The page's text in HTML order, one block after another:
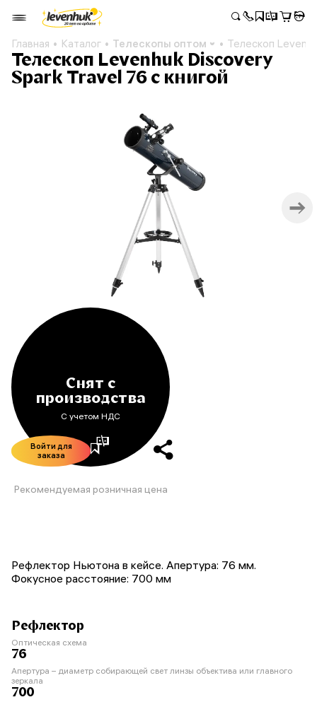
Главная Каталог Телескопы оптом Телескоп
Телескоп Levenhuk Discovery
Spark Travel 76 с книгой
Снят с
производства
С учетом НДС
Войти для
заказа
Рекомендуемая розничная цена
Рефлектор Ньютона в кейсе. Апертура: 76 мм.
Фокусное расстояние: 700 мм
Рефлектор
Оптическая схема
76
Апертура – диаметр собирающей свет линзы объектива или главного
зеркала
700